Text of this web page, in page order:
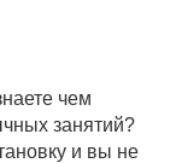
чем
занятий?
и вы не